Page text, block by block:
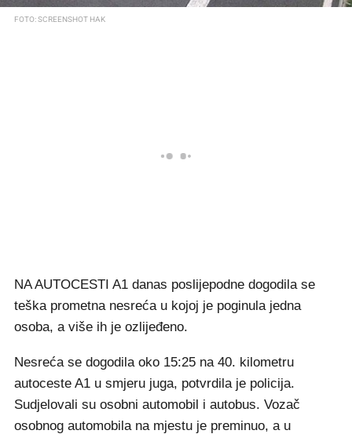
FOTO: SCREENSHOT HAK
NA AUTOCESTI A1 danas poslijepodne dogodila se
teška prometna nesreća u kojoj je poginula jedna
osoba, a više ih je ozlijeđeno.
Nesreća se dogodila oko 15:25 na 40. kilometru
autoceste A1 u smjeru juga, potvrdila je policija.
Sudjelovali su osobni automobil i autobus. Vozač
osobnog automobila na mjestu je preminuo, a u